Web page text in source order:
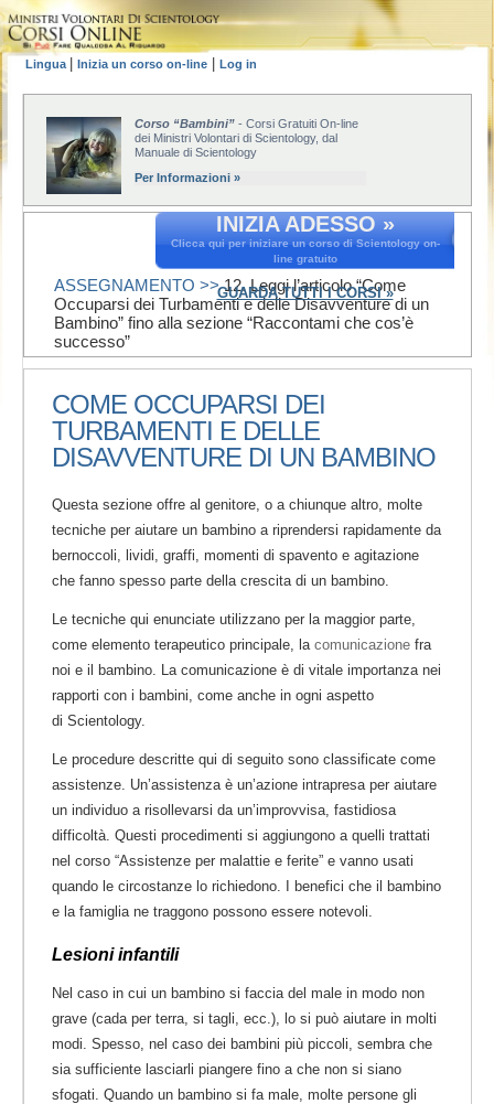
Lingua Inizia un corso on-line Log in
Corso “Bambini” - Corsi Gratuiti On-line
dei Ministri Volontari di Scientology, dal
Manuale di Scientology
Per Informazioni »
INIZIA ADESSO »
Clicca qui per iniziare un corso di Scientology on-
line gratuito
GUARDA TUTTI I CORSI »
ASSEGNAMENTO >>12. Leggi l’articolo “Come
Occuparsi dei Turbamenti e delle Disavventure di un
Bambino” fino alla sezione “Raccontami che cos’è
successo”
COME OCCUPARSI DEI
TURBAMENTI E DELLE
DISAVVENTURE DI UN BAMBINO
Questa sezione offre al genitore, o a chiunque altro, molte
tecniche per aiutare un bambino a riprendersi rapidamente da
bernoccoli, lividi, graffi, momenti di spavento e agitazione
che fanno spesso parte della crescita di un bambino.
Le tecniche qui enunciate utilizzano per la maggior parte,
come elemento terapeutico principale, la comunicazione fra
noi e il bambino. La comunicazione è di vitale importanza nei
rapporti con i bambini, come anche in ogni aspetto
di Scientology.
Le procedure descritte qui di seguito sono classificate come
assistenze. Un’assistenza è un’azione intrapresa per aiutare
un individuo a risollevarsi da un’improvvisa, fastidiosa
difficoltà. Questi procedimenti si aggiungono a quelli trattati
nel corso “Assistenze per malattie e ferite” e vanno usati
quando le circostanze lo richiedono. I benefici che il bambino
e la famiglia ne traggono possono essere notevoli.
Lesioni infantili
Nel caso in cui un bambino si faccia del male in modo non
grave (cada per terra, si tagli, ecc.), lo si può aiutare in molti
modi. Spesso, nel caso dei bambini più piccoli, sembra che
sia sufficiente lasciarli piangere fino a che non si siano
sfogati. Quando un bambino si fa male, molte persone gli